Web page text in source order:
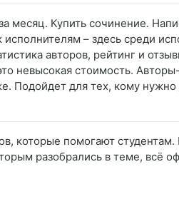
месяц. Купить сочинение.
– здесь среди
авторов, рейтинг и
невысокая стоимость.
Подойдет для тех, кому нужно
которые помогают
разобрались в теме, всё